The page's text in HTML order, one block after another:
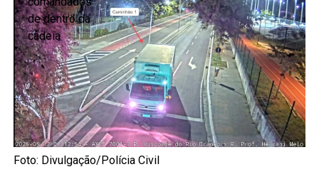
Foto: Divulgação/Polícia Civil